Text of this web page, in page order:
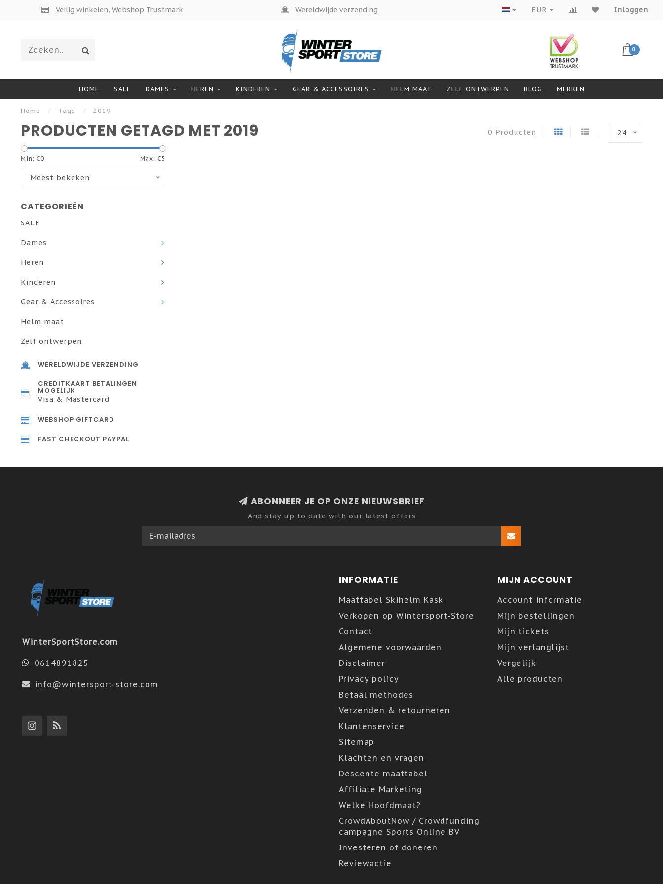
Veilig winkelen, Webshop Trustmark Wereldwijde verzending Producten van topmerken
EUR Inloggen
0
HOME SALE DAMES HEREN KINDEREN GEAR & ACCESSOIRES HELM MAAT ZELF ONTWERPEN BLOG MERKEN
Home / Tags / 2019
PRODUCTEN GETAGD MET 2019 0 Producten 24
Min: €0 Max: €5
Meest bekeken
CATEGORIEËN
SALE
Dames
Heren
Kinderen
Gear & Accessoires
Helm maat
Zelf ontwerpen
WERELDWIJDE VERZENDING
CREDITKAART BETALINGEN
MOGELIJK
Visa & Mastercard
WEBSHOP GIFTCARD
FAST CHECKOUT PAYPAL
ABONNEER JE OP ONZE NIEUWSBRIEF
And stay up to date with our latest offers
WinterSportStore.com
0614891825
info@wintersport-store.com
INFORMATIE
Maattabel Skihelm Kask
Verkopen op Wintersport-Store
Contact
Algemene voorwaarden
Disclaimer
Privacy policy
Betaal methodes
Verzenden & retourneren
Klantenservice
Sitemap
Klachten en vragen
Descente maattabel
Affiliate Marketing
Welke Hoofdmaat?
CrowdAboutNow / Crowdfunding
campagne Sports Online BV
Investeren of doneren
Reviewactie
MIJN ACCOUNT
Account informatie
Mijn bestellingen
Mijn tickets
Mijn verlanglijst
Vergelijk
Alle producten